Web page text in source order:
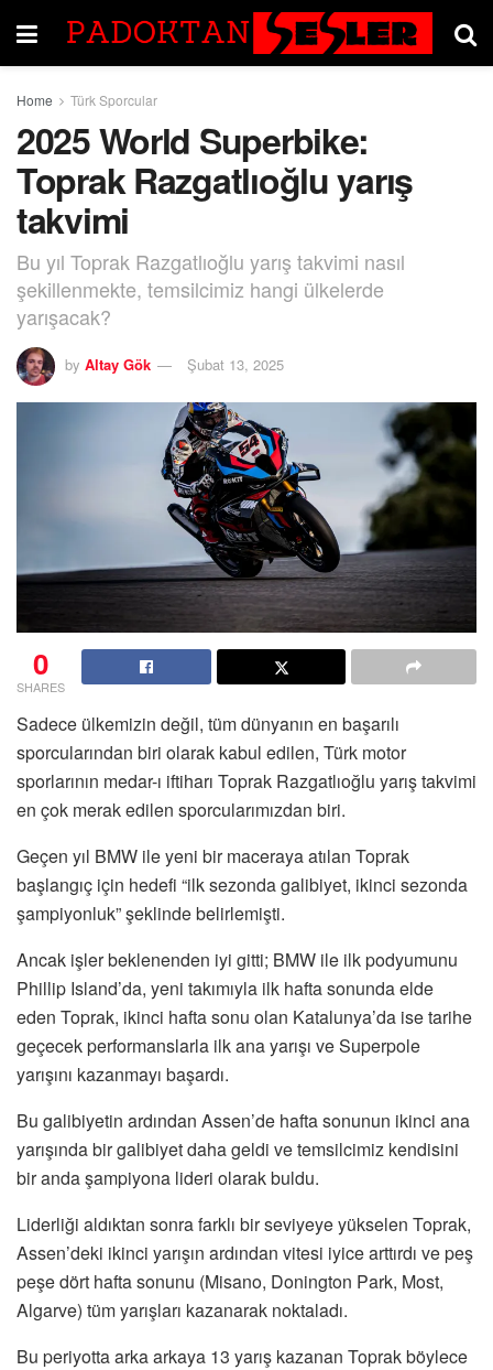
Home Türk Sporcular
2025 World Superbike:
Toprak Razgatlıoğlu yarış
takvimi
Bu yıl Toprak Razgatlıoğlu yarış takvimi nasıl
şekillenmekte, temsilcimiz hangi ülkelerde
yarışacak?
by Altay Gök Şubat 13, 2025
0
SHARES
Sadece ülkemizin değil, tüm dünyanın en başarılı
sporcularından biri olarak kabul edilen, Türk motor
sporlarının medar-ı iftiharı Toprak Razgatlıoğlu yarış takvimi
en çok merak edilen sporcularımızdan biri.
Geçen yıl BMW ile yeni bir maceraya atılan Toprak
başlangıç için hedefi “ilk sezonda galibiyet, ikinci sezonda
şampiyonluk” şeklinde belirlemişti.
Ancak işler beklenenden iyi gitti; BMW ile ilk podyumunu
Phillip Island’da, yeni takımıyla ilk hafta sonunda elde
eden Toprak, ikinci hafta sonu olan Katalunya’da ise tarihe
geçecek performanslarla ilk ana yarışı ve Superpole
yarışını kazanmayı başardı.
Bu galibiyetin ardından Assen’de hafta sonunun ikinci ana
yarışında bir galibiyet daha geldi ve temsilcimiz kendisini
bir anda şampiyona lideri olarak buldu.
Liderliği aldıktan sonra farklı bir seviyeye yükselen Toprak,
Assen’deki ikinci yarışın ardından vitesi iyice arttırdı ve peş
peşe dört hafta sonunu (Misano, Donington Park, Most,
Algarve) tüm yarışları kazanarak noktaladı.
Bu periyotta arka arkaya 13 yarış kazanan Toprak böylece